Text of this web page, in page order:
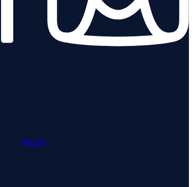
discord